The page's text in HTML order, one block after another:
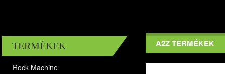
TERMÉKEK
Rock Machine
A2Z TERMÉKEK